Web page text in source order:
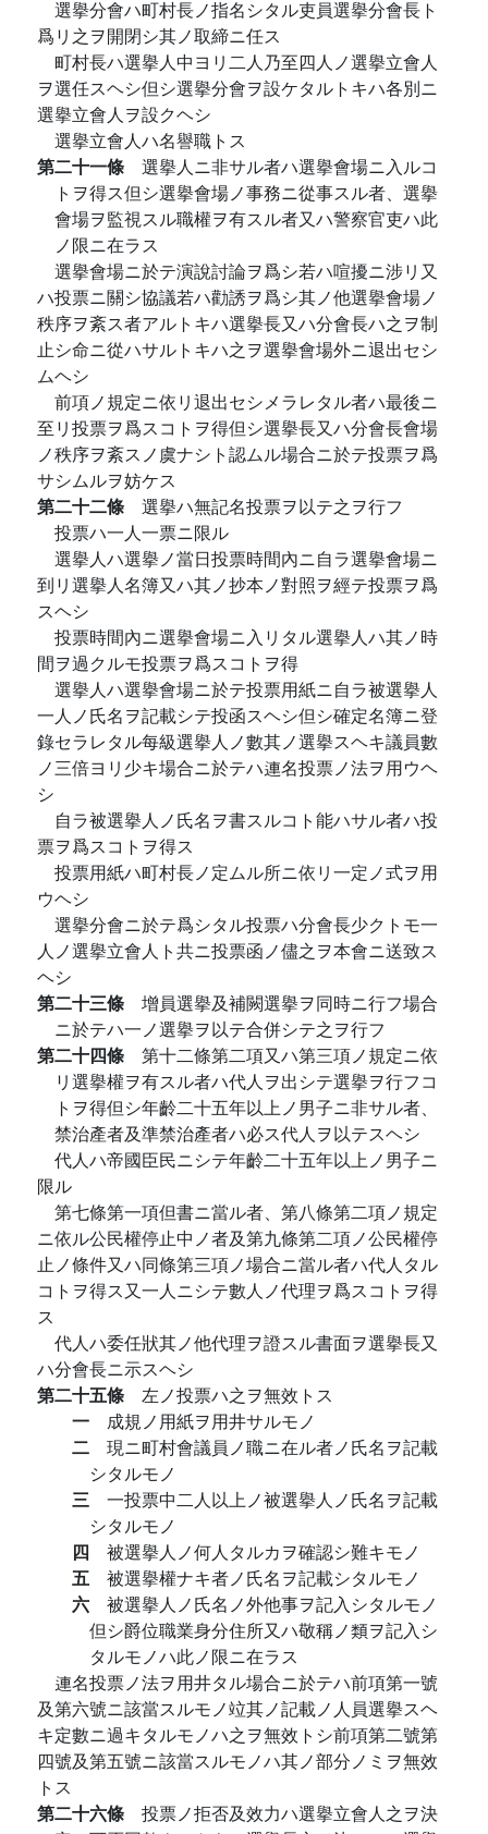
選擧分會ハ町村長ノ指名シタル吏員選擧分會長ト
爲リ之ヲ開閉シ其ノ取締ニ任ス
町村長ハ選擧人中ヨリ二人乃至四人ノ選擧立會人
ヲ選任スヘシ但シ選擧分會ヲ設ケタルトキハ各別ニ
選擧立會人ヲ設クヘシ
選擧立會人ハ名譽職トス
第二十一條 選擧人ニ非サル者ハ選擧會場ニ入ルコ
トヲ得ス但シ選擧會場ノ事務ニ從事スル者、選擧
會場ヲ監視スル職權ヲ有スル者又ハ警察官吏ハ此
ノ限ニ在ラス
選擧會場ニ於テ演說討論ヲ爲シ若ハ喧擾ニ涉リ又
ハ投票ニ關シ協議若ハ勸誘ヲ爲シ其ノ他選擧會場ノ
秩序ヲ紊ス者アルトキハ選擧長又ハ分會長ハ之ヲ制
止シ命ニ從ハサルトキハ之ヲ選擧會場外ニ退出セシ
ムヘシ
前項ノ規定ニ依リ退出セシメラレタル者ハ最後ニ
至リ投票ヲ爲スコトヲ得但シ選擧長又ハ分會長會場
ノ秩序ヲ紊スノ虞ナシト認ムル場合ニ於テ投票ヲ爲
サシムルヲ妨ケス
第二十二條 選擧ハ無記名投票ヲ以テ之ヲ行フ
投票ハ一人一票ニ限ル
選擧人ハ選擧ノ當日投票時間內ニ自ラ選擧會場ニ
到リ選擧人名簿又ハ其ノ抄本ノ對照ヲ經テ投票ヲ爲
スヘシ
投票時間內ニ選擧會場ニ入リタル選擧人ハ其ノ時
間ヲ過クルモ投票ヲ爲スコトヲ得
選擧人ハ選擧會場ニ於テ投票用紙ニ自ラ被選擧人
一人ノ氏名ヲ記載シテ投函スヘシ但シ確定名簿ニ登
錄セラレタル每級選擧人ノ數其ノ選擧スヘキ議員數
ノ三倍ヨリ少キ場合ニ於テハ連名投票ノ法ヲ用ウヘ
シ
自ラ被選擧人ノ氏名ヲ書スルコト能ハサル者ハ投
票ヲ爲スコトヲ得ス
投票用紙ハ町村長ノ定ムル所ニ依リ一定ノ式ヲ用
ウヘシ
選擧分會ニ於テ爲シタル投票ハ分會長少クトモ一
人ノ選擧立會人ト共ニ投票函ノ儘之ヲ本會ニ送致ス
ヘシ
第二十三條 增員選擧及補闕選擧ヲ同時ニ行フ場合
ニ於テハ一ノ選擧ヲ以テ合併シテ之ヲ行フ
第二十四條 第十二條第二項又ハ第三項ノ規定ニ依
リ選擧權ヲ有スル者ハ代人ヲ出シテ選擧ヲ行フコ
トヲ得但シ年齡二十五年以上ノ男子ニ非サル者、
禁治產者及準禁治產者ハ必ス代人ヲ以テスヘシ
代人ハ帝國臣民ニシテ年齡二十五年以上ノ男子ニ
限ル
第七條第一項但書ニ當ル者、第八條第二項ノ規定
ニ依ル公民權停止中ノ者及第九條第二項ノ公民權停
止ノ條件又ハ同條第三項ノ場合ニ當ル者ハ代人タル
コトヲ得ス又一人ニシテ數人ノ代理ヲ爲スコトヲ得
ス
代人ハ委任狀其ノ他代理ヲ證スル書面ヲ選擧長又
ハ分會長ニ示スヘシ
第二十五條 左ノ投票ハ之ヲ無效トス
一 成規ノ用紙ヲ用井サルモノ
二 現ニ町村會議員ノ職ニ在ル者ノ氏名ヲ記載
シタルモノ
三 一投票中二人以上ノ被選擧人ノ氏名ヲ記載
シタルモノ
四 被選擧人ノ何人タルカヲ確認シ難キモノ
五 被選擧權ナキ者ノ氏名ヲ記載シタルモノ
六 被選擧人ノ氏名ノ外他事ヲ記入シタルモノ
但シ爵位職業身分住所又ハ敬稱ノ類ヲ記入シ
タルモノハ此ノ限ニ在ラス
連名投票ノ法ヲ用井タル場合ニ於テハ前項第一號
及第六號ニ該當スルモノ竝其ノ記載ノ人員選擧スヘ
キ定數ニ過キタルモノハ之ヲ無效トシ前項第二號第
四號及第五號ニ該當スルモノハ其ノ部分ノミヲ無效
トス
第二十六條 投票ノ拒否及效力ハ選擧立會人之ヲ決